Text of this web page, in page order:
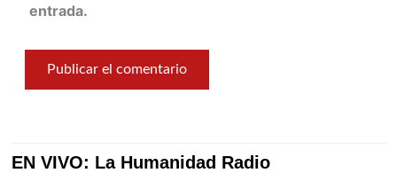
entrada.
EN VIVO: La Humanidad Radio